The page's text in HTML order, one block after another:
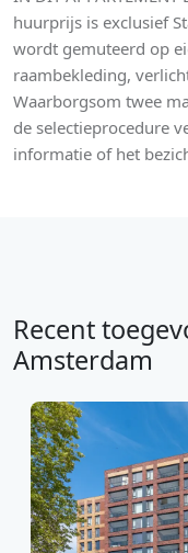
huurprijs is exclusief
wordt gemuteerd op
raambekleding,
Waarborgsom twee
de selectieprocedure
informatie of het
Recent
Amsterdam